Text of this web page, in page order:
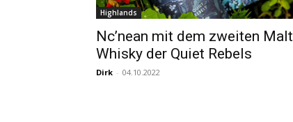
Highlands
Nc’nean mit dem zweiten Malt
Whisky der Quiet Rebels
Dirk - 04.10.2022